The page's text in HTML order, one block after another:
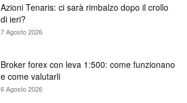
Azioni Tenaris: ci sarà rimbalzo dopo il crollo
di ieri?
7 Agosto 2026
Broker forex con leva 1:500: come funzionano
e come valutarli
6 Agosto 2026